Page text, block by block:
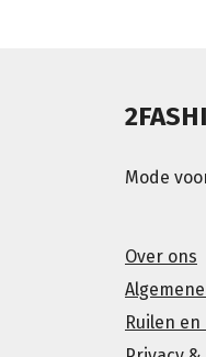
Mode
Over ons
Ruilen